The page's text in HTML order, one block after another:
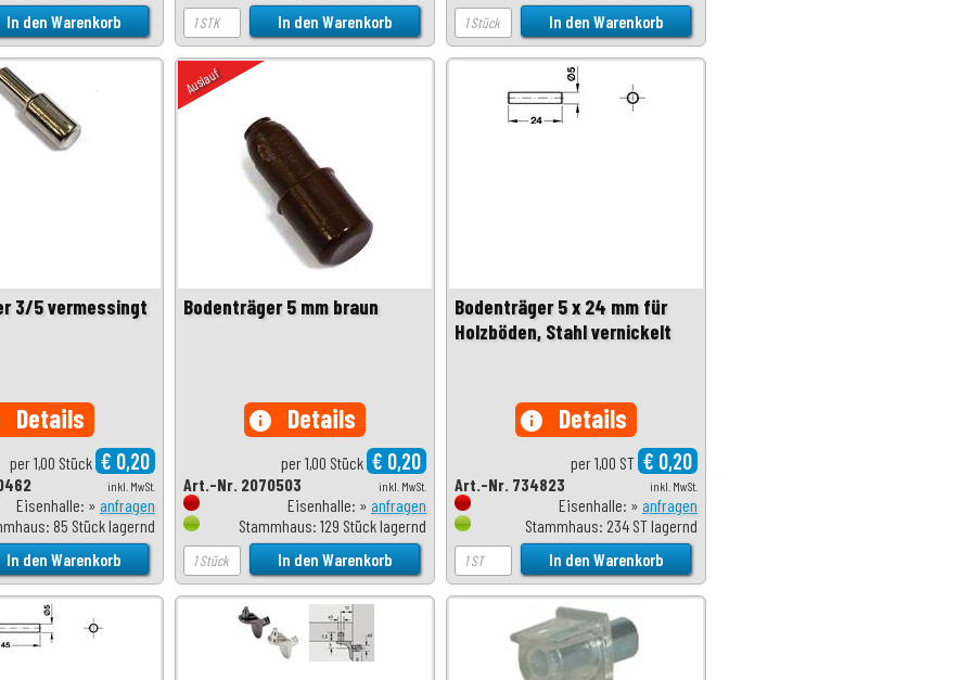
3/5 vermessingt
Details
per 1,00 Stück € 0,20
inkl. MwSt.
Eisenhalle: » anfragen
85 Stück lagernd
Auslauf
Bodenträger 5 mm braun
info Details
per 1,00 Stück € 0,20
inkl. MwSt.
Art.-Nr. 2070503
Eisenhalle: » anfragen
Stammhaus: 129 Stück lagernd
Bodenträger 5 x 24 mm für
Holzböden, Stahl vernickelt
info Details
per 1,00 ST € 0,20
inkl. MwSt.
Art.-Nr. 734823
Eisenhalle: » anfragen
Stammhaus: 234 ST lagernd